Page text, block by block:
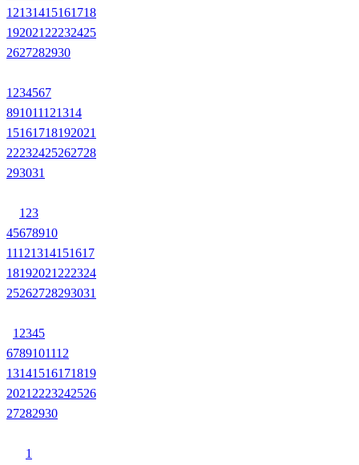
12131415161718
192021 22232425
2627282930
1 234567
891011121314
15161718192021
22232425262728
293031
1 23
45678910
11121314151617
18192021 222324
25262728293031
1 2345
6789101112
13141516171819
2021 2223242526
27282930
1